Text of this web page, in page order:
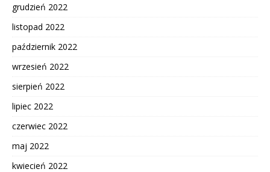
grudzień 2022
listopad 2022
październik 2022
wrzesień 2022
sierpień 2022
lipiec 2022
czerwiec 2022
maj 2022
kwiecień 2022